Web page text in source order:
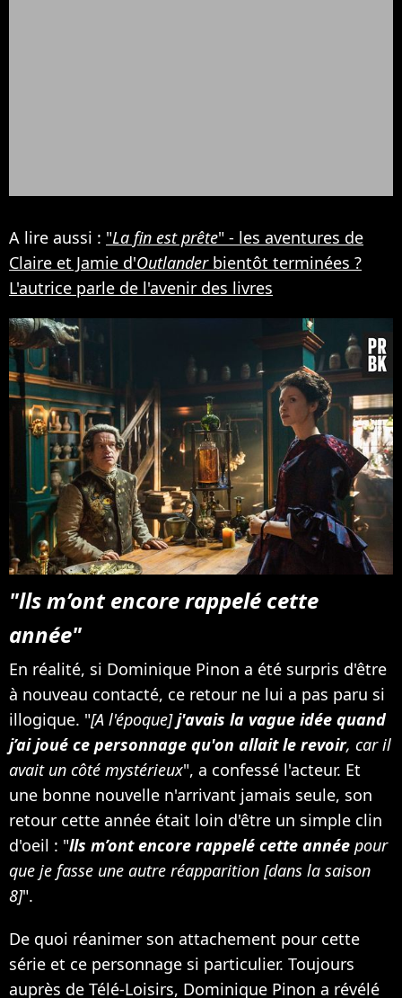
A lire aussi : "La fin est prête" - les aventures de
Claire et Jamie d'Outlanderbientôt terminées ?
L'autrice parle de l'avenir des livres
"lls m’ont encore rappelé cette
année"
En réalité, si Dominique Pinon a été surpris d'être
à nouveau contacté, ce retour ne lui a pas paru si
illogique. "[A l'époque]j'avais la vague idée quand
j’ai joué ce personnage qu'on allait le revoir, car il
avait un côté mystérieux", a confessé l'acteur. Et
une bonne nouvelle n'arrivant jamais seule, son
retour cette année était loin d'être un simple clin
d'oeil : "lls m’ont encore rappelé cette année pour
que je fasse une autre réapparition [dans la saison
8]".
De quoi réanimer son attachement pour cette
série et ce personnage si particulier. Toujours
auprès de Télé-Loisirs, Dominique Pinon a révélé